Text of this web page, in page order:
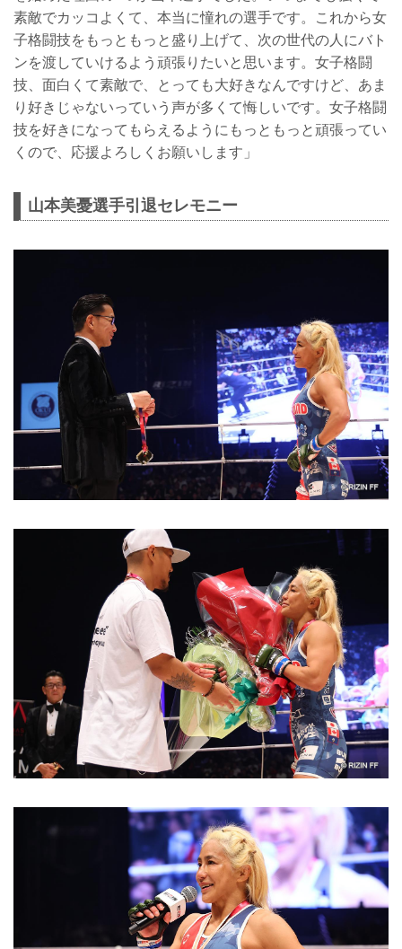
素敵でカッコよくて、本当に憧れの選手です。これから女
子格闘技をもっともっと盛り上げて、次の世代の人にバト
ンを渡していけるよう頑張りたいと思います。女子格闘
技、面白くて素敵で、とっても大好きなんですけど、あま
り好きじゃないっていう声が多くて悔しいです。女子格闘
技を好きになってもらえるようにもっともっと頑張ってい
くので、応援よろしくお願いします」
山本美憂選手引退セレモニー